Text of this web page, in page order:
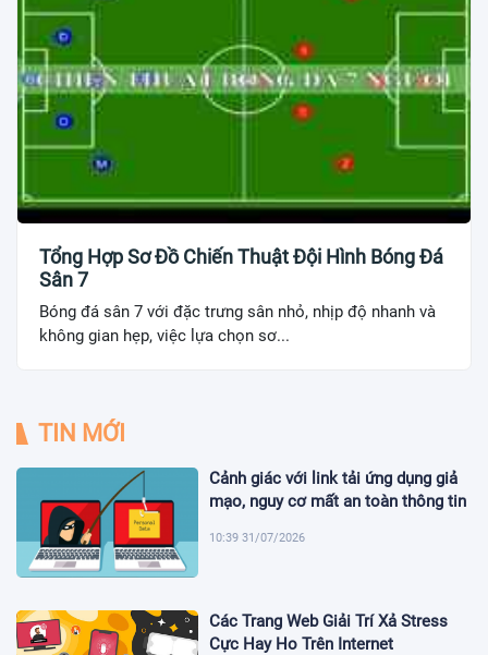
Tổng Hợp Sơ Đồ Chiến Thuật Đội Hình Bóng Đá
Sân 7
Bóng đá sân 7 với đặc trưng sân nhỏ, nhịp độ nhanh và
không gian hẹp, việc lựa chọn sơ...
TIN MỚI
Cảnh giác với link tải ứng dụng giả
mạo, nguy cơ mất an toàn thông tin
10:39 31/07/2026
Các Trang Web Giải Trí Xả Stress
Cực Hay Ho Trên Internet